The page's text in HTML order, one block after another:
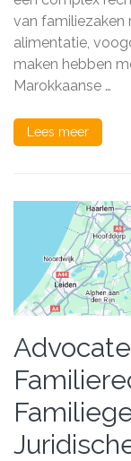
van familiezaken
alimentatie,
maken hebben
Marokkaanse …
Lees meer